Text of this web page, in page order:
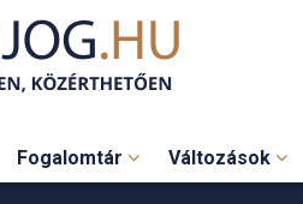
Fogalomtár Változások